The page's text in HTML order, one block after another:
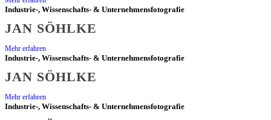
SÖHLKE
-
INDUSTRIE-
Industrie-, Wissenschafts- & Unternehmensfotografie
JAN SÖHLKE
Mehr erfahren
Industrie-, Wissenschafts- & Unternehmensfotografie
JAN SÖHLKE
Mehr erfahren
Industrie-, Wissenschafts- & Unternehmensfotografie